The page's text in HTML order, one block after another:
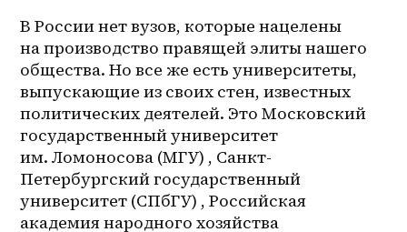
В России нет вузов, которые нацелены
на производство правящей элиты нашего
общества. Но все же есть университеты,
выпускающие из своих стен, известных
политических деятелей. Это Московский
государственный университет
им. Ломоносова (МГУ) , Санкт-
Петербургский государственный
университет (СПбГУ) , Российская
академия народного хозяйства